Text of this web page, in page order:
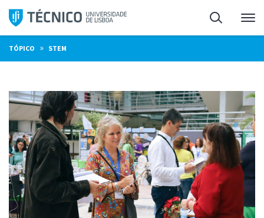
Saltar
para
o
conteúdo
Pesquisa
TÓPICO » STEM